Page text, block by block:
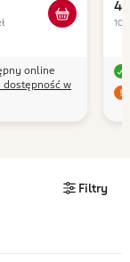
online
dostępność w
4
100
Filtry